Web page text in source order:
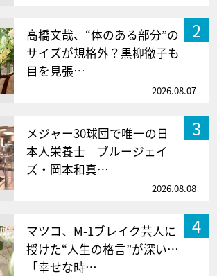
2
高橋文哉、“体のある部分”の
サイズが規格外？黒柳徹子も
目を見張…
2026.08.07
3
メジャー30球団で唯一の日
本人栄養士 ブルージェイ
ズ・岡本和真…
2026.08.08
4
マツコ、M-1ブレイク芸人に
授けた“人生の格言”が深い…
「幸せな時…